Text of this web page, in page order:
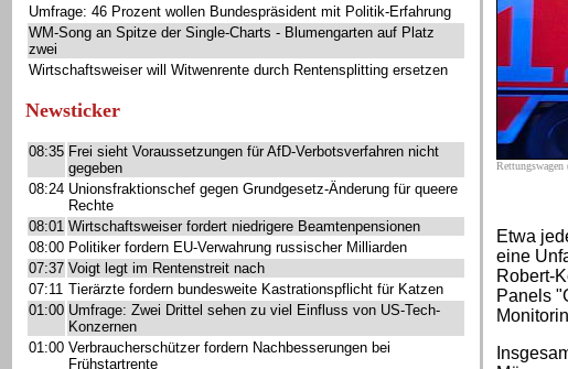
Umfrage: 46 Prozent wollen Bundespräsident mit Politik-Erfahrung
WM-Song an Spitze der Single-Charts - Blumengarten auf Platz
zwei
Wirtschaftsweiser will Witwenrente durch Rentensplitting ersetzen
Newsticker
08:35 Frei sieht Voraussetzungen für AfD-Verbotsverfahren nicht
gegeben
08:24 Unionsfraktionschef gegen Grundgesetz-Änderung für queere
Rechte
08:01 Wirtschaftsweiser fordert niedrigere Beamtenpensionen
08:00 Politiker fordern EU-Verwahrung russischer Milliarden
07:37 Voigt legt im Rentenstreit nach
07:11 Tierärzte fordern bundesweite Kastrationspflicht für Katzen
01:00 Umfrage: Zwei Drittel sehen zu viel Einfluss von US-Tech-
Konzernen
01:00 Verbraucherschützer fordern Nachbesserungen bei
Frühstartrente
Etwa
eine
Robert-
Panels